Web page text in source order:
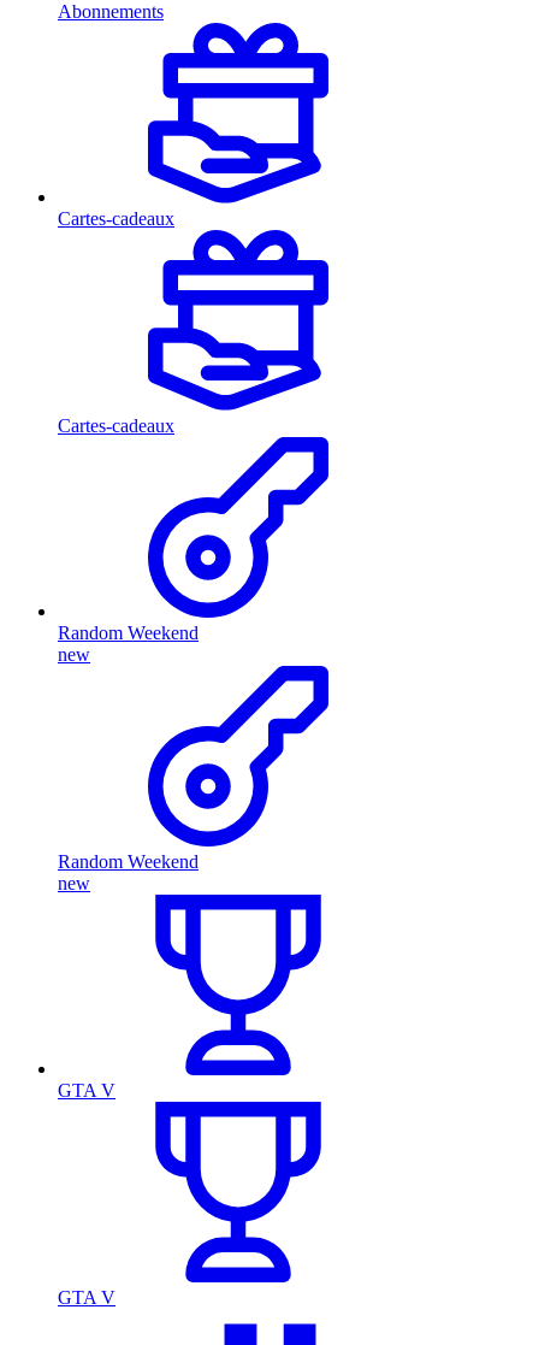
Abonnements
Cartes-cadeaux
Cartes-cadeaux
Random Weekend
new
Random Weekend
new
GTA V
GTA V